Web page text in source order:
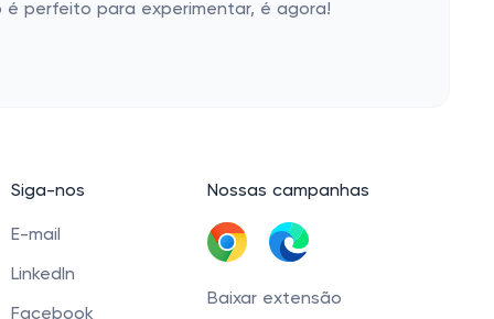
é perfeito para experimentar, é agora!
Siga-nos
E-mail
LinkedIn
Facebook
Nossas campanhas
Baixar extensão